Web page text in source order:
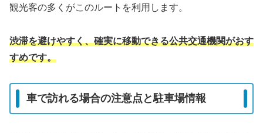
観光客の多くがこのルートを利用します。
渋滞を避けやすく、確実に移動できる公共交通機関がおす
すめです。
車で訪れる場合の注意点と駐車場情報